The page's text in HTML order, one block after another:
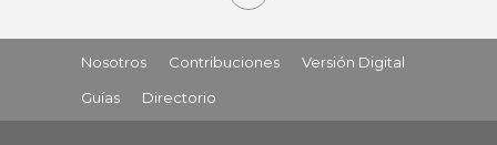
Nosotros Contribuciones
Versión Digital
Guías
Directorio